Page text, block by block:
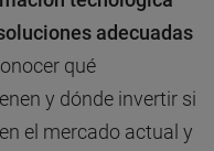
adecuadas
qué
y dónde invertir si
el mercado actual y